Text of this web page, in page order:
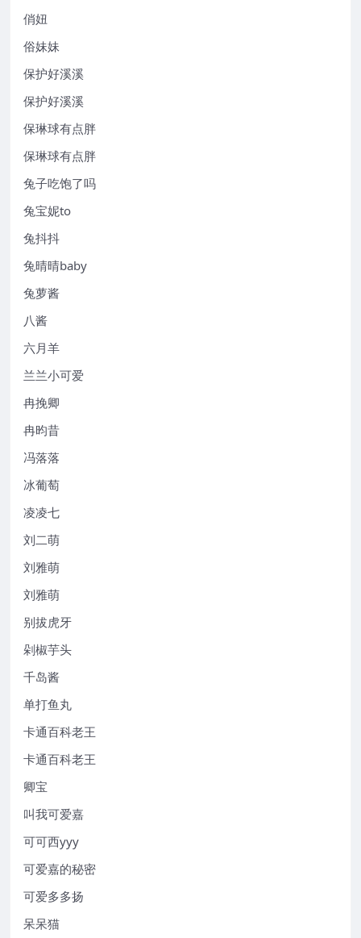
俏妞
俗妹妹
保护好溪溪
保护好溪溪
保琳球有点胖
保琳球有点胖
兔子吃饱了吗
兔宝妮to
兔抖抖
兔晴晴baby
兔萝酱
八酱
六月羊
兰兰小可爱
冉挽卿
冉昀昔
冯落落
冰葡萄
凌凌七
刘二萌
刘雅萌
刘雅萌
别拔虎牙
剁椒芋头
千岛酱
单打鱼丸
卡通百科老王
卡通百科老王
卿宝
叫我可爱嘉
可可西yyy
可爱嘉的秘密
可爱多多扬
呆呆猫